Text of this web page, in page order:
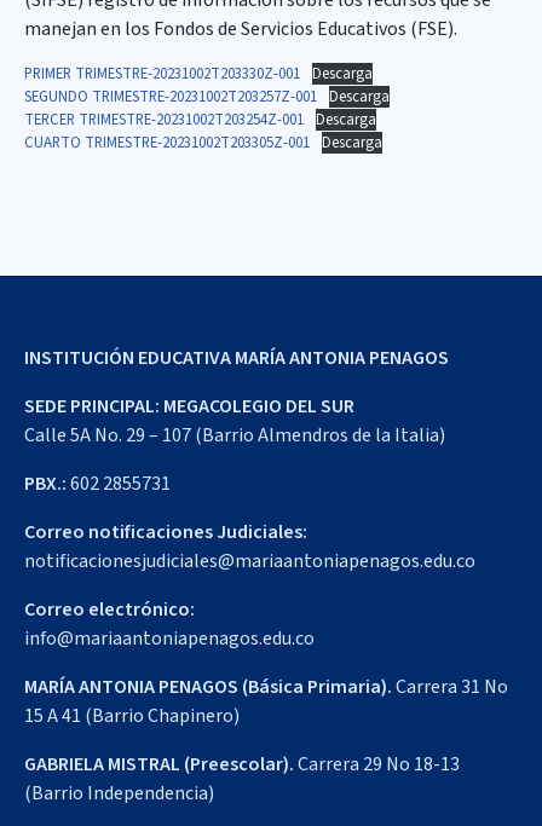
manejan en los Fondos de Servicios Educativos (FSE).
PRIMER TRIMESTRE-20231002T203330Z-001 Descarga
SEGUNDO TRIMESTRE-20231002T203257Z-001 Descarga
TERCER TRIMESTRE-20231002T203254Z-001 Descarga
CUARTO TRIMESTRE-20231002T203305Z-001 Descarga
INSTITUCIÓN EDUCATIVA MARÍA ANTONIA PENAGOS
SEDE PRINCIPAL: MEGACOLEGIO DEL SUR
Calle 5A No. 29 – 107 (Barrio Almendros de la Italia)
PBX.:602 2855731
Correo notificaciones Judiciales:
notificacionesjudiciales@mariaantoniapenagos.edu.co
Correo electrónico:
info@mariaantoniapenagos.edu.co
MARÍA ANTONIA PENAGOS (Básica Primaria).Carrera 31 No
15 A 41 (Barrio Chapinero)
GABRIELA MISTRAL (Preescolar).Carrera 29 No 18-13
(Barrio Independencia)